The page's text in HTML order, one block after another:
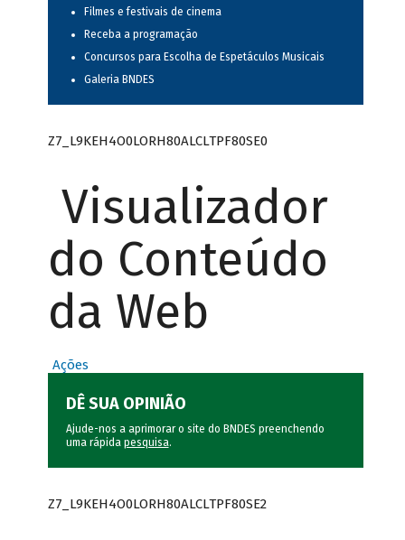
Filmes e festivais de cinema
Receba a programação
Concursos para Escolha de Espetáculos Musicais
Galeria BNDES
Z7_L9KEH4O0LORH80ALCLTPF80SE0
Visualizador
do Conteúdo
da Web
Ações
DÊ SUA OPINIÃO
Ajude-nos a aprimorar o site do BNDES preenchendo
uma rápida pesquisa.
Z7_L9KEH4O0LORH80ALCLTPF80SE2